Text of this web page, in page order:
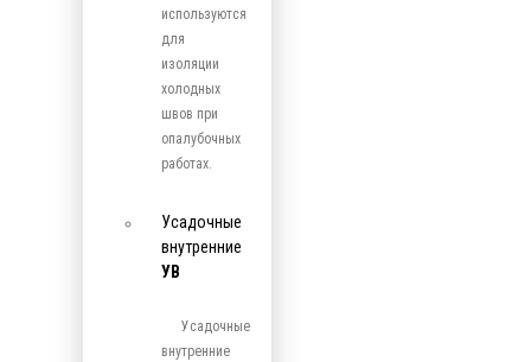
используются
для
изоляции
холодных
швов при
опалубочных
работах.
Усадочные
внутренние
УВ
Усадочные
внутренние